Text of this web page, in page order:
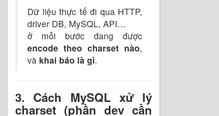
Dữ liệu thực tế đi qua HTTP,
driver DB, MySQL, API…
ở mỗi bước đang được
encode theo charset nào,
và khai báo là gì.
3. Cách MySQL xử lý
charset (phần dev cần